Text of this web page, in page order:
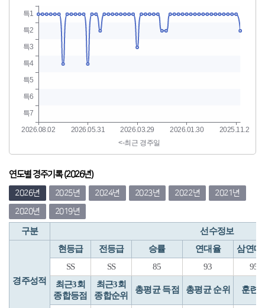
연도별 경주기록 (2026년)
2026년 2025년 2024년 2023년 2022년
2021년
2020년
2019년
구분 선수정보
경주성적
현등급 전등급 승률 연대율
삼연대
SS
SS 85 93
95
최근3회
종합등점
최근3회
종합순위
총평균 득점 총평균 순위 훈련